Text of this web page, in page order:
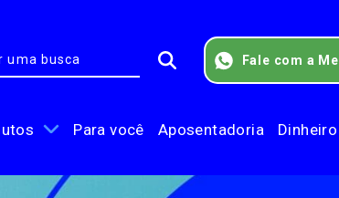
Fale com a Mel
Para você Aposentadoria Dinheiro